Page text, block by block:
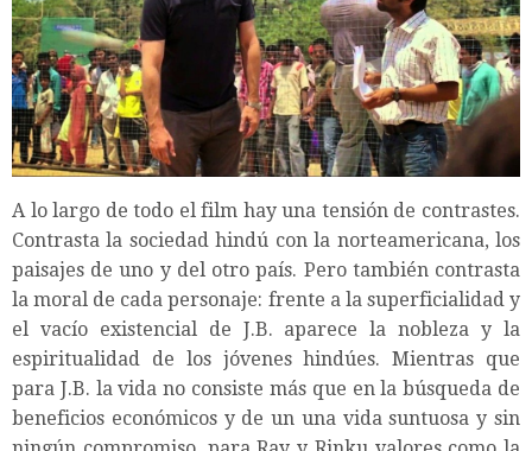
A lo largo de todo el film hay una tensión de contrastes.
Contrasta la sociedad hindú con la norteamericana, los
paisajes de uno y del otro país. Pero también contrasta
la moral de cada personaje: frente a la superficialidad y
el vacío existencial de J.B. aparece la nobleza y la
espiritualidad de los jóvenes hindúes. Mientras que
para J.B. la vida no consiste más que en la búsqueda de
beneficios económicos y de un una vida suntuosa y sin